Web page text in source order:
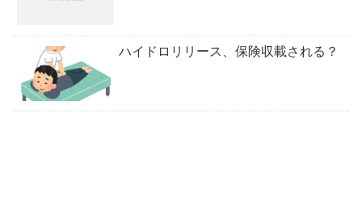
ハイドロリリース、保険収載される？